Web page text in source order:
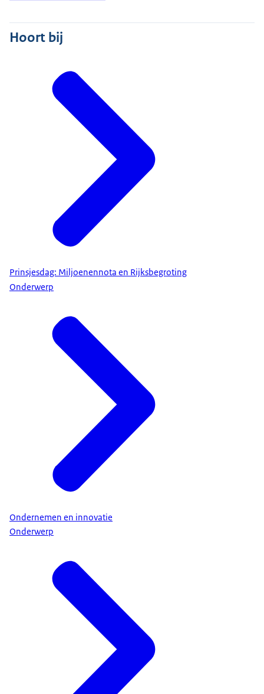
Hoort bij
Prinsjesdag: Miljoenennota en Rijksbegroting
Onderwerp
Ondernemen en innovatie
Onderwerp